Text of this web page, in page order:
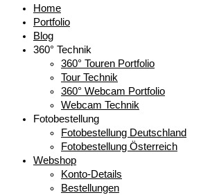
Home
Portfolio
Blog
360° Technik
360° Touren Portfolio
Tour Technik
360° Webcam Portfolio
Webcam Technik
Fotobestellung
Fotobestellung Deutschland
Fotobestellung Österreich
Webshop
Konto-Details
Bestellungen